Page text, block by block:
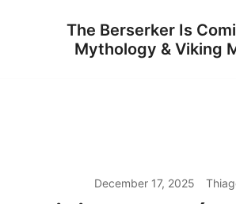
The Berserker Is
Mythology & Viking
December 17, 2025